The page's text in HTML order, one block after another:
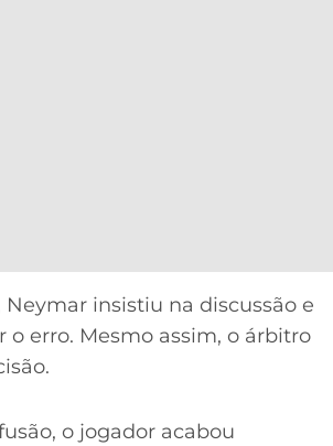
insistiu na discussão e
o erro. Mesmo assim, o árbitro
o jogador acabou